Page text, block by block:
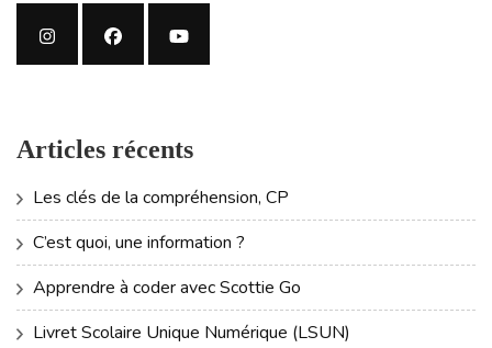
Articles récents
Les clés de la compréhension, CP
C’est quoi, une information ?
Apprendre à coder avec Scottie Go
Livret Scolaire Unique Numérique (LSUN)